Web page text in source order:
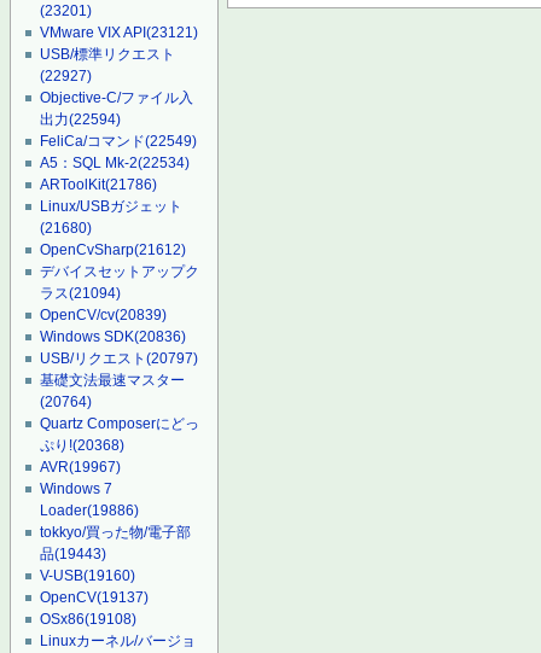
(23201)
VMware VIX API(23121)
USB/標準リクエスト
(22927)
Objective-C/ファイル入
出力(22594)
FeliCa/コマンド(22549)
A5：SQL Mk-2(22534)
ARToolKit(21786)
Linux/USBガジェット
(21680)
OpenCvSharp(21612)
デバイスセットアップク
ラス(21094)
OpenCV/cv(20839)
Windows SDK(20836)
USB/リクエスト(20797)
基礎文法最速マスター
(20764)
Quartz Composerにどっ
ぷり!(20368)
AVR(19967)
Windows 7
Loader(19886)
tokkyo/買った物/電子部
品(19443)
V-USB(19160)
OpenCV(19137)
OSx86(19108)
Linuxカーネル/バージョ